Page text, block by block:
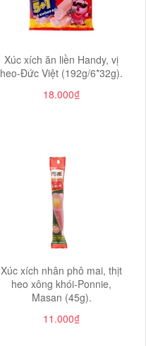
Xúc xích ăn liền Handy, vị
heo-Đức Việt (192g/6*32g).
18.000₫
Xúc xích nhân phô mai, thịt
heo xông khói-Ponnie,
Masan (45g).
11.000₫